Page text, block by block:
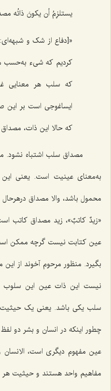
یستلزِمُ أن یکونَ ذاتُه
«[دفاع از شک و
کردیم که شیء به‌حسب
که سلب هر معنایی
ایساغوجی است بر
که حالا این ذات،
مصداق سلب اشتباه نشود.
به‌معنای عینیت است. یعنی
محمول باشد، والا مصداق
«زیدٌ کاتبٌ»، زید مصداق کاتب
عین کتابت نیست گرچه ممکن
بگیرد. منظور مرحوم آخوند از
نیست این ذات عین این
سلب یکی باشد. یعنی یک حیثیت
چطور اینکه در انسان و بشر دو
عین مفهوم دیگری است،
مفاهیم واحد هستند و حیثیت